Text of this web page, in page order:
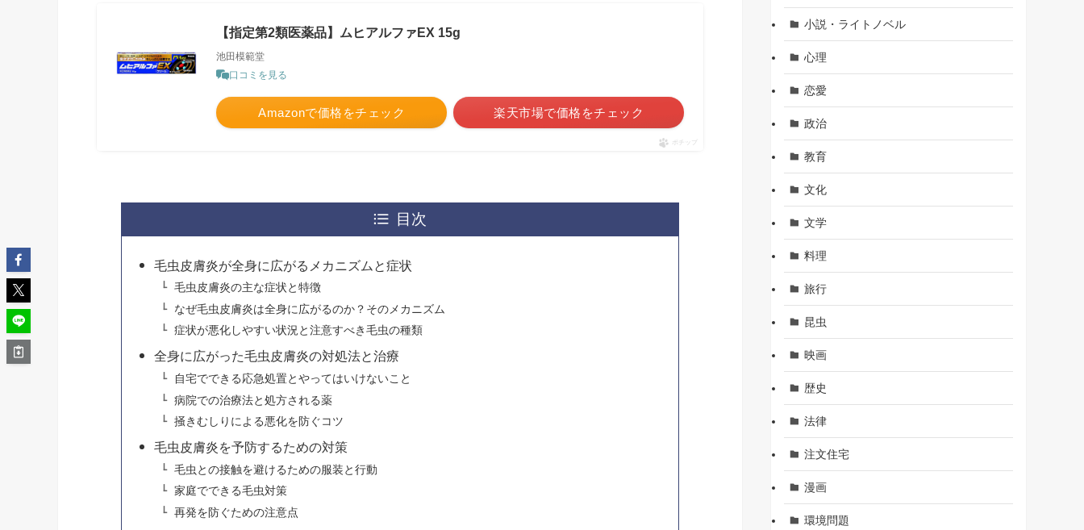
【指定第2類医薬品】ムヒアルファEX 15g
池田模範堂
口コミを見る
Amazonで価格をチェック 楽天市場で価格をチェック
ポチップ
目次
毛虫皮膚炎が全身に広がるメカニズムと症状
毛虫皮膚炎の主な症状と特徴
なぜ毛虫皮膚炎は全身に広がるのか？そのメカニズム
症状が悪化しやすい状況と注意すべき毛虫の種類
全身に広がった毛虫皮膚炎の対処法と治療
自宅でできる応急処置とやってはいけないこと
病院での治療法と処方される薬
掻きむしりによる悪化を防ぐコツ
毛虫皮膚炎を予防するための対策
毛虫との接触を避けるための服装と行動
家庭でできる毛虫対策
再発を防ぐための注意点
小説・ライトノベル
心理
恋愛
政治
教育
文化
文学
料理
旅行
昆虫
映画
歴史
法律
注文住宅
漫画
環境問題